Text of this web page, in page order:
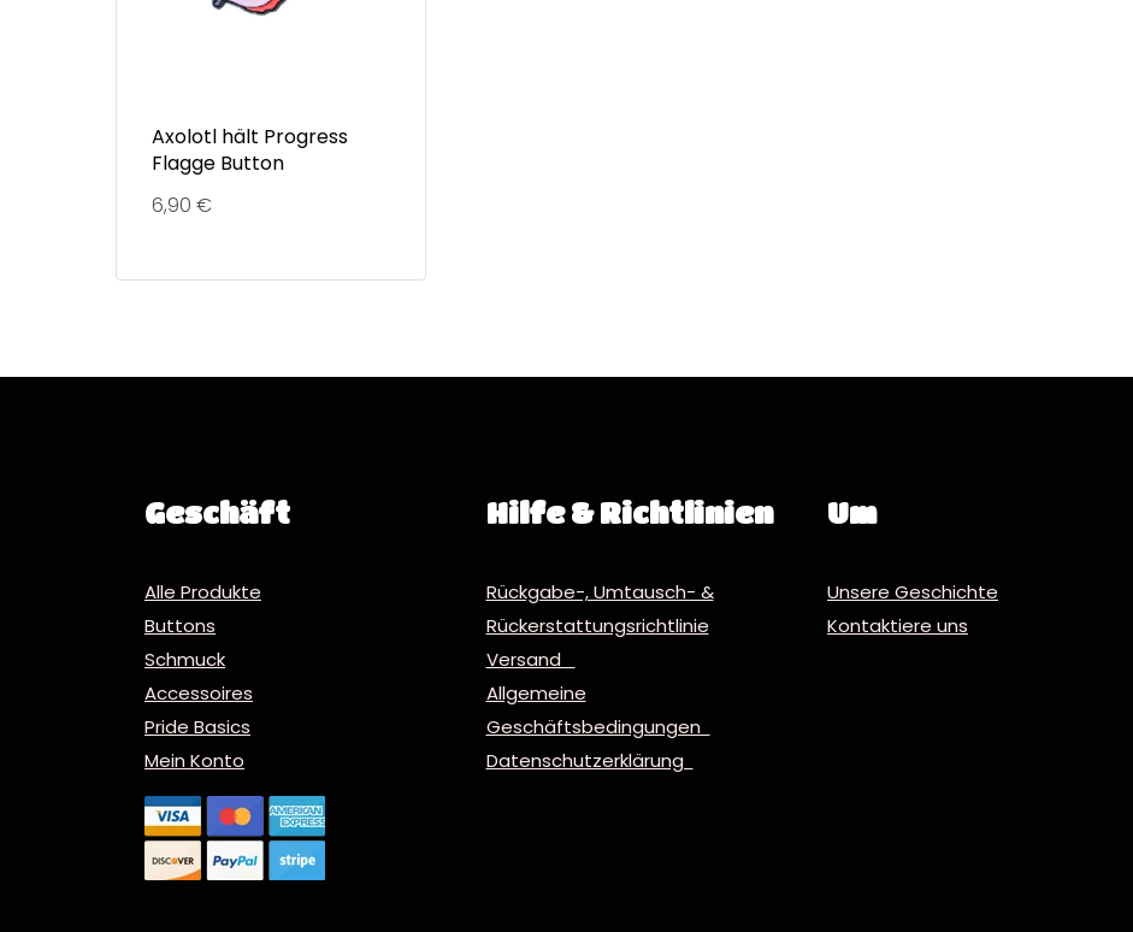
Axolotl hält Progress
Flagge Button
6,90 €
Geschäft
Alle Produkte
Buttons
Schmuck
Accessoires
Pride Basics
Mein Konto
Hilfe & Richtlinien
Rückgabe-, Umtausch- &
Rückerstattungsrichtlinie
Versand
Allgemeine
Geschäftsbedingungen
Datenschutzerklärung
Um
Unsere Geschichte
Kontaktiere uns